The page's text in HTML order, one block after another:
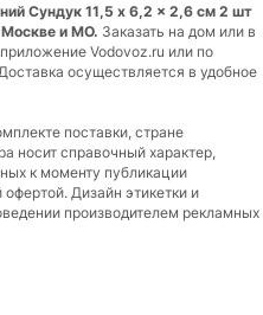
Сундук 11,5 x 6,2 x 2,6 см 2 шт
Москве и МО. Заказать на дом или в
Vodovoz.ru или по
осуществляется в удобное
поставки, стране
носит справочный характер,
к моменту публикации
Дизайн этикетки и
производителем рекламных